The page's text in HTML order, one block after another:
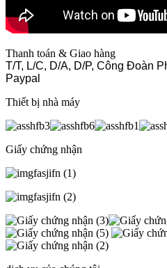
Thanh toán & Giao hàng
T/T, L/C, D/A, D/P, Công Đoàn
Paypal
Thiết bị nhà máy
Giấy chứng nhận